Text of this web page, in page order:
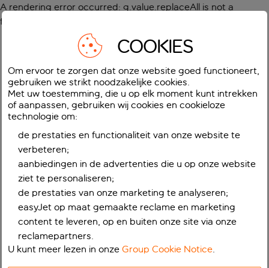
A rendering error occurred: g.value.replaceAll is not a
function
COOKIES
Om ervoor te zorgen dat onze website goed functioneert,
gebruiken we strikt noodzakelijke cookies.
Met uw toestemming, die u op elk moment kunt intrekken
of aanpassen, gebruiken wij cookies en cookieloze
technologie om:
de prestaties en functionaliteit van onze website te
verbeteren;
aanbiedingen in de advertenties die u op onze website
ziet te personaliseren;
de prestaties van onze marketing te analyseren;
easyJet op maat gemaakte reclame en marketing
content te leveren, op en buiten onze site via onze
reclamepartners.
U kunt meer lezen in onzeGroup Cookie Notice.